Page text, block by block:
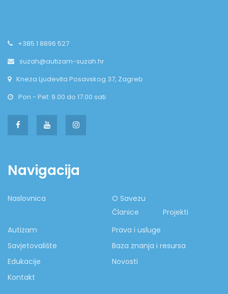
+385 1 8896 527
suzah@autizam-suzah.hr
Kneza Ljudevita Posavskog 37, Zagreb
Pon - Pet: 9.00 do 17.00 sati
Navigacija
Naslovnica
O Savezu
Članice
Projekti
Autizam
Prava i usluge
Savjetovalište
Baza znanja i resursa
Edukacije
Novosti
Kontakt